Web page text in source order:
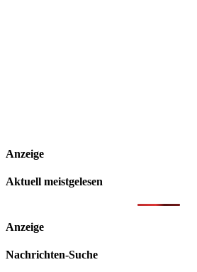
Anzeige
Aktuell meistgelesen
Anzeige
Nachrichten-Suche